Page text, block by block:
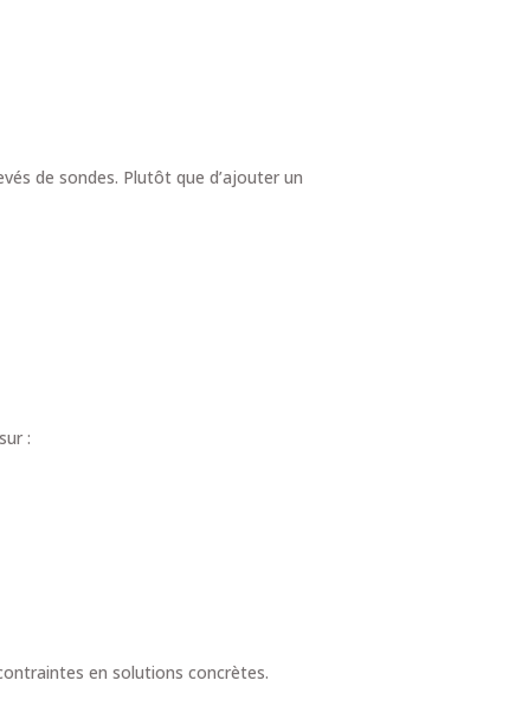
de sondes. Plutôt que d’ajouter un
:
en solutions concrètes.